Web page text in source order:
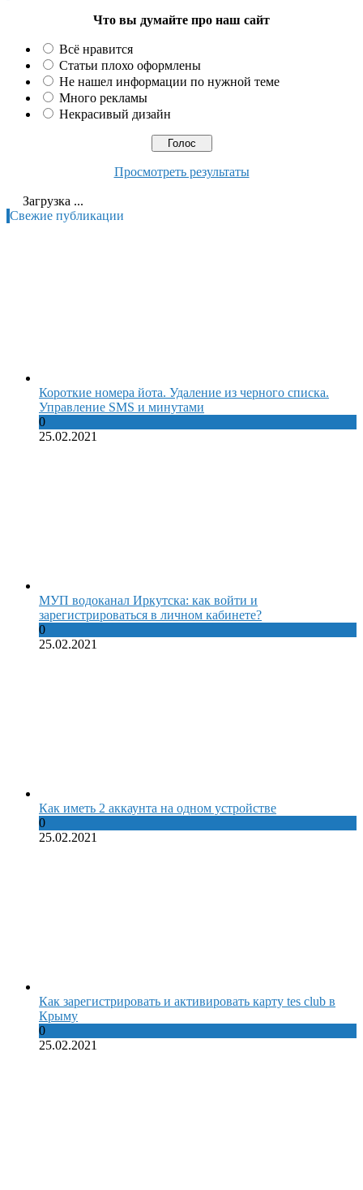
Что вы думайте про наш сайт
Всё нравится
Статьи плохо оформлены
Не нашел информации по нужной теме
Много рекламы
Некрасивый дизайн
Просмотреть результаты
Загрузка ...
Свежие публикации
Короткие номера йота. Удаление из черного списка.
Управление SMS и минутами
0
25.02.2021
МУП водоканал Иркутска: как войти и
зарегистрироваться в личном кабинете?
0
25.02.2021
Как иметь 2 аккаунта на одном устройстве
0
25.02.2021
Как зарегистрировать и активировать карту tes club в
Крыму
0
25.02.2021